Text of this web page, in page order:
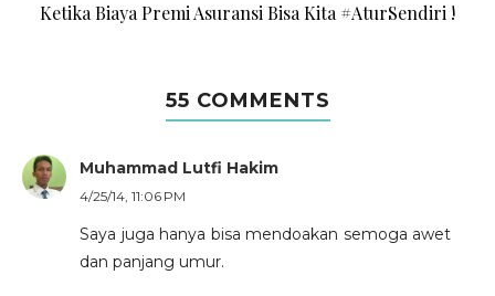
Ketika Biaya Premi Asuransi Bisa Kita #AturSendiri !
55 COMMENTS
Muhammad Lutfi Hakim
4/25/14, 11:06 PM
Saya juga hanya bisa mendoakan semoga awet
dan panjang umur.